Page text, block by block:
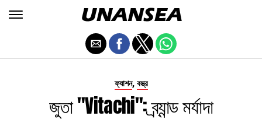
ফ্যাশন, বস্ত্র
জুতা "Vitachi": ব্র্যান্ড মর্যাদা